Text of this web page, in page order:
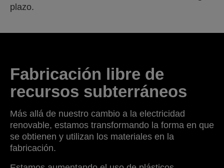
plazo.
Fabricación libre de
recursos subterráneos
Más allá de nuestro cambio a la electricidad
renovable, estamos transformando la forma en que
se obtienen y utilizan los materiales en la
fabricación.